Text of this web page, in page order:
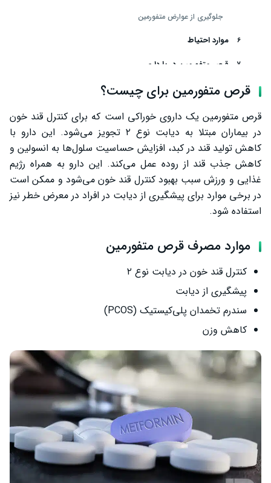
جلوگیری از عوارض متفورمین
موارد احتیاط
قرص متفورمین در بارداری
تداخل دارویی متفورمین
سخن پایانی
قرص متفورمین برای چیست؟
قرص متفورمین یک داروی خوراکی است که برای کنترل قند خون
در بیماران مبتلا به دیابت نوع ۲ تجویز می‌شود. این دارو با
کاهش تولید قند در کبد، افزایش حساسیت سلول‌ها به انسولین و
کاهش جذب قند از روده عمل می‌کند. این دارو به همراه رژیم
غذایی و ورزش سبب بهبود کنترل قند خون می‌شود و ممکن است
در برخی موارد برای پیشگیری از دیابت در افراد در معرض خطر نیز
استفاده شود.
موارد مصرف قرص متفورمین
کنترل قند خون در دیابت نوع ۲
پیشگیری از دیابت
سندرم تخمدان پلی‌کیستیک (PCOS)
کاهش وزن